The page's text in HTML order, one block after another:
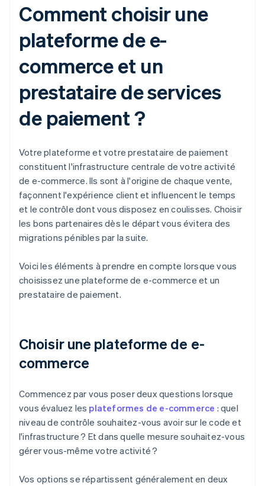
Comment choisir une
plateforme de e-
commerce et un
prestataire de services
de paiement ?
Votre plateforme et votre prestataire de paiement
constituent l'infrastructure centrale de votre activité
de e-commerce. Ils sont à l'origine de chaque vente,
façonnent l'expérience client et influencent le temps
et le contrôle dont vous disposez en coulisses. Choisir
les bons partenaires dès le départ vous évitera des
migrations pénibles par la suite.
Voici les éléments à prendre en compte lorsque vous
choisissez une plateforme de e-commerce et un
prestataire de paiement.
Choisir une plateforme de e-
commerce
Commencez par vous poser deux questions lorsque
vous évaluez les plateformes de e-commerce : quel
niveau de contrôle souhaitez-vous avoir sur le code et
l'infrastructure ? Et dans quelle mesure souhaitez-vous
gérer vous-même votre activité ?
Vos options se répartissent généralement en deux